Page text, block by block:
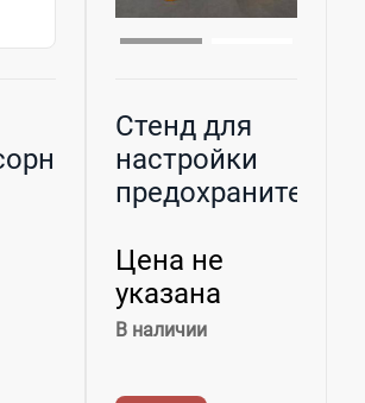
Стенд для
настройки
Цена не
указана
В наличии